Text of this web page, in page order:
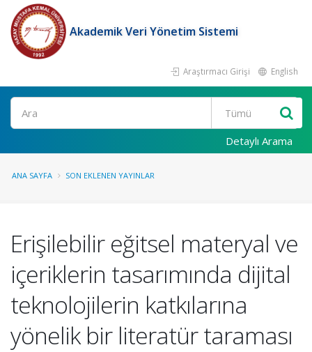
Akademik Veri Yönetim Sistemi
Araştırmacı Girişi English
Ara
Detaylı Arama
ANA SAYFA SON EKLENEN YAYINLAR
Erişilebilir eğitsel materyal ve
içeriklerin tasarımında dijital
teknolojilerin katkılarına
yönelik bir literatür taraması